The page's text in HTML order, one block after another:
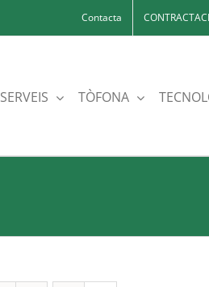
Contacta
SERVEIS TÒFONA